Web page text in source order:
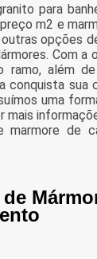
para
m2 e
opções
Com a
ramo, além
conquista sua
uma
marmore de